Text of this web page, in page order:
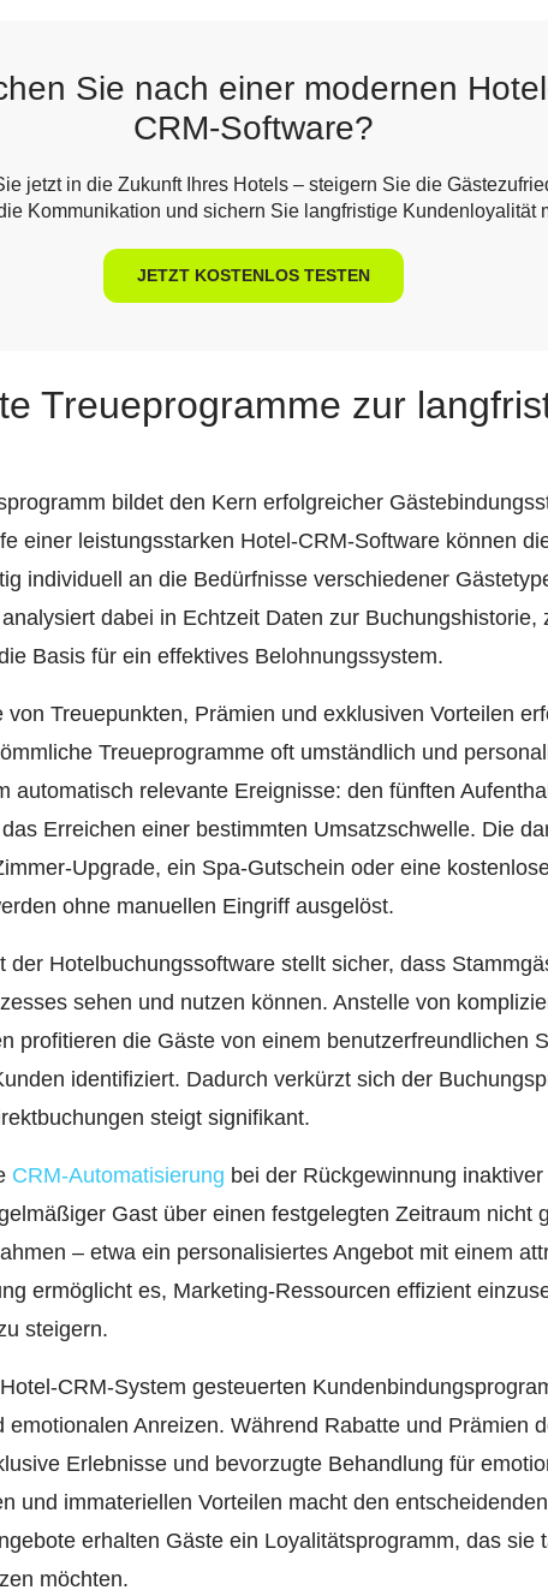
Sie nach einer modernen
CRM-Software?
jetzt in die Zukunft Ihres Hotels – steigern Sie die
Kommunikation und sichern Sie langfristige Kundenloyalität
JETZT KOSTENLOS TESTEN
Treueprogramme zur
bildet den Kern erfolgreicher
einer leistungsstarken Hotel-CRM-Software können
individuell an die Bedürfnisse verschiedener
dabei in Echtzeit Daten zur Buchungshistorie,
Basis für ein effektives Belohnungssystem.
Treuepunkten, Prämien und exklusiven Vorteilen
Treueprogramme oft umständlich und
automatisch relevante Ereignisse: den fünften
Erreichen einer bestimmten Umsatzschwelle. Die
Upgrade, ein Spa-Gutschein oder eine
ohne manuellen Eingriff ausgelöst.
der Hotelbuchungssoftware stellt sicher, dass
sehen und nutzen können. Anstelle von
profitieren die Gäste von einem benutzerfreundlichen
identifiziert. Dadurch verkürzt sich der
steigt signifikant.
CRM-Automatisierung bei der Rückgewinnung
Gast über einen festgelegten Zeitraum nicht
– etwa ein personalisiertes Angebot mit einem
ermöglicht es, Marketing-Ressourcen effizient
steigern.
CRM-System gesteuerten
emotionalen Anreizen. Während Rabatte und Prämien
Erlebnisse und bevorzugte Behandlung für
und immateriellen Vorteilen macht den
erhalten Gäste ein Loyalitätsprogramm, das sie
möchten.